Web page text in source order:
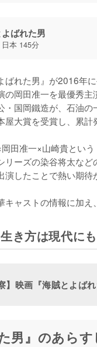
ばれた男
本 145分
ばれた男』が2016年
の岡田准一を最優秀
・国岡鐵造が、石油
大賞を受賞し、累
田准一×山崎貴とい
リーズの染谷将太な
したことで熱い期待
ャストの情報に加え
き方は現代に
】映画『海賊とよば
男』のあらす